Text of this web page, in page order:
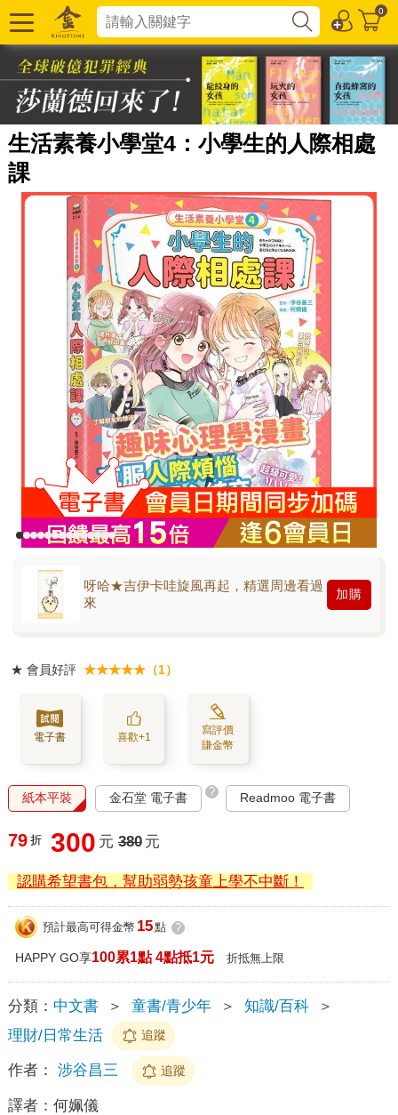
0
生活素養小學堂4：小學生的人際相處
課
呀哈★吉伊卡哇旋風再起，精選周邊看過
來
加購
★ 會員好評 ★★★★★（1）
電子書 喜歡+1
寫評價
賺金幣
紙本平裝 金石堂 電子書 ? Readmoo 電子書
79 折 300 元 380 元
認購希望書包，幫助弱勢孩童上學不中斷！
預計最高可得金幣 15點 ?
HAPPY GO享100累1點 4點抵1元 折抵無上限
分類： 中文書 ＞ 童書/青少年 ＞ 知識/百科
＞
理財/日常生活
追蹤
作者： 涉谷昌三 追蹤
譯者： 何姵儀